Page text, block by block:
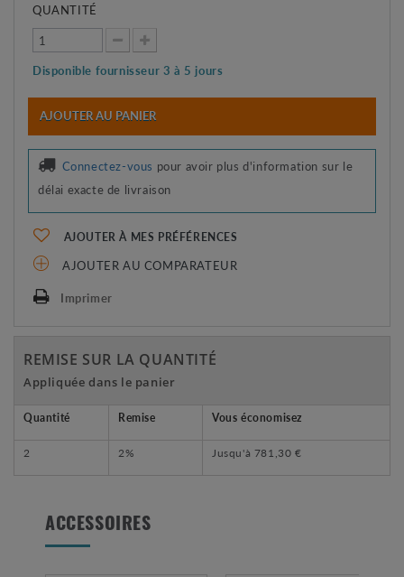
QUANTITÉ
Disponible fournisseur 3 à 5 jours
AJOUTER AU PANIER
Connectez-vous pour avoir plus d'information sur le
délai exacte de livraison
AJOUTER À MES PRÉFÉRENCES
AJOUTER AU COMPARATEUR
Imprimer
REMISE SUR LA QUANTITÉ
Appliquée dans le panier
Quantité Remise Vous économisez
2 2% Jusqu'à 781,30 €
ACCESSOIRES